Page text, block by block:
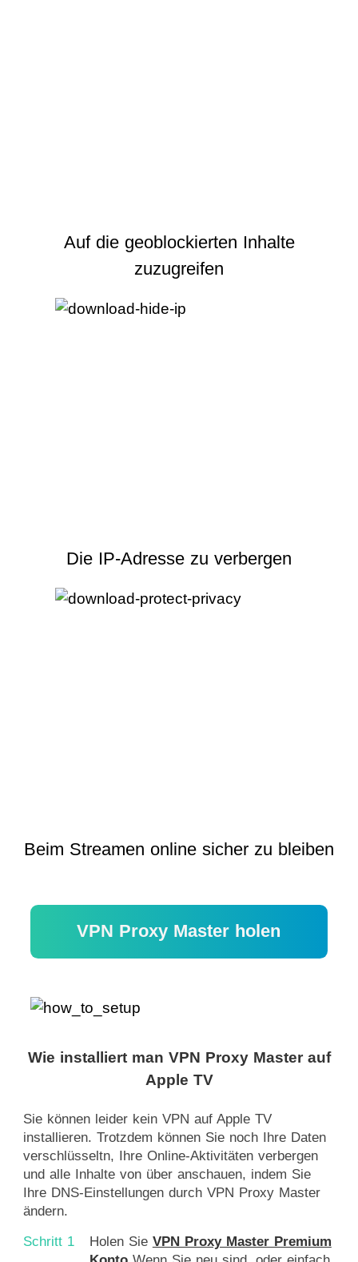
Auf die geoblockierten Inhalte
zuzugreifen
Die IP-Adresse zu verbergen
Beim Streamen online sicher zu bleiben
VPN Proxy Master holen
Wie installiert man VPN Proxy Master auf
Apple TV
Sie können leider kein VPN auf Apple TV
installieren. Trotzdem können Sie noch Ihre Daten
verschlüsseltn, Ihre Online-Aktivitäten verbergen
und alle Inhalte von über anschauen, indem Sie
Ihre DNS-Einstellungen durch VPN Proxy Master
ändern.
Schritt 1
Holen Sie VPN Proxy Master Premium